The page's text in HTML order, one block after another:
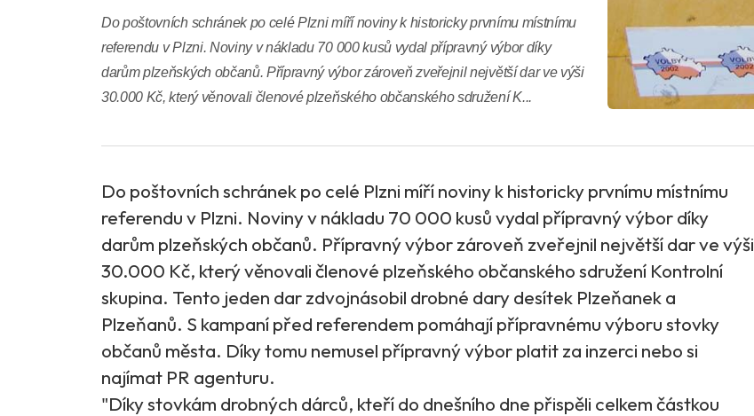
Do poštovních schránek po celé Plzni míří noviny k historicky prvnímu místnímu
referendu v Plzni. Noviny v nákladu 70 000 kusů vydal přípravný výbor díky
darům plzeňských občanů. Přípravný výbor zároveň zveřejnil největší dar ve výši
30.000 Kč, který věnovali členové plzeňského občanského sdružení K...
Do poštovních schránek po celé Plzni míří noviny k historicky prvnímu místnímu
referendu v Plzni. Noviny v nákladu 70 000 kusů vydal přípravný výbor díky
darům plzeňských občanů. Přípravný výbor zároveň zveřejnil největší dar ve výši
30.000 Kč, který věnovali členové plzeňského občanského sdružení Kontrolní
skupina. Tento jeden dar zdvojnásobil drobné dary desítek Plzeňanek a
Plzeňanů. S kampaní před referendem pomáhají přípravnému výboru stovky
občanů města. Díky tomu nemusel přípravný výbor platit za inzerci nebo si
najímat PR agenturu.
"Díky stovkám drobných dárců, kteří do dnešního dne přispěli celkem částkou